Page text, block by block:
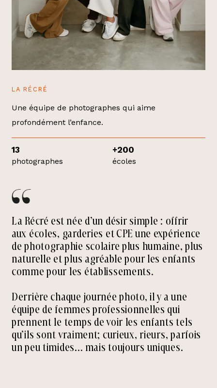
LA RÉCRÉ
Une équipe de photographes qui aime
profondément l’enfance.
13
photographes
+200
écoles
La Récré est née d’un désir simple : offrir
aux écoles, garderies et CPE une expérience
de photographie scolaire plus humaine, plus
naturelle et plus agréable pour les enfants
comme pour les établissements.
Derrière chaque journée photo, il y a une
équipe de femmes professionnelles qui
prennent le temps de voir les enfants tels
qu’ils sont vraiment; curieux, rieurs, parfois
un peu timides… mais toujours uniques.